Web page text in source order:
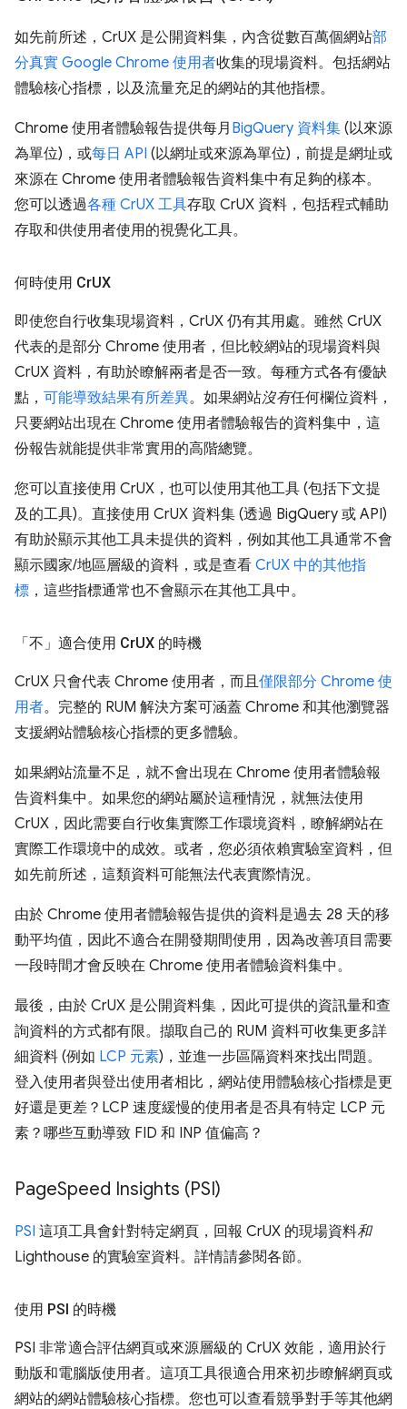
如先前所述，CrUX 是公開資料集，內含從數百萬個網站部
分真實 Google Chrome 使用者收集的現場資料。包括網站
體驗核心指標，以及流量充足的網站的其他指標。
Chrome 使用者體驗報告提供每月 BigQuery 資料集 (以來源
為單位)，或每日 API (以網址或來源為單位)，前提是網址或
來源在 Chrome 使用者體驗報告資料集中有足夠的樣本。
您可以透過各種 CrUX 工具存取 CrUX 資料，包括程式輔助
存取和供使用者使用的視覺化工具。
何時使用 CrUX
即使您自行收集現場資料，CrUX 仍有其用處。雖然 CrUX
代表的是部分 Chrome 使用者，但比較網站的現場資料與
CrUX 資料，有助於瞭解兩者是否一致。每種方式各有優缺
點， 可能導致結果有所差異。如果網站沒有任何欄位資料，
只要網站出現在 Chrome 使用者體驗報告的資料集中，這
份報告就能提供非常實用的高階總覽。
您可以直接使用 CrUX，也可以使用其他工具 (包括下文提
及的工具)。直接使用 CrUX 資料集 (透過 BigQuery 或 API)
有助於顯示其他工具未提供的資料，例如其他工具通常不會
顯示國家/地區層級的資料，或是查看 CrUX 中的其他指
標 ，這些指標通常也不會顯示在其他工具中。
「不」 適合使用 CrUX 的時機
CrUX 只會代表 Chrome 使用者，而且僅限部分 Chrome 使
用者。完整的 RUM 解決方案可涵蓋 Chrome 和其他瀏覽器
支援網站體驗核心指標的更多體驗。
如果網站流量不足，就不會出現在 Chrome 使用者體驗報
告資料集中。如果您的網站屬於這種情況，就無法使用
CrUX，因此需要自行收集實際工作環境資料，瞭解網站在
實際工作環境中的成效。或者，您必須依賴實驗室資料，但
如先前所述，這類資料可能無法代表實際情況。
由於 Chrome 使用者體驗報告提供的資料是過去 28 天的移
動平均值，因此不適合在開發期間使用，因為改善項目需要
一段時間才會反映在 Chrome 使用者體驗資料集中。
最後，由於 CrUX 是公開資料集，因此可提供的資訊量和查
詢資料的方式都有限。擷取自己的 RUM 資料可收集更多詳
細資料 (例如 LCP 元素)，並進一步區隔資料來找出問題。
登入使用者與登出使用者相比，網站使用體驗核心指標是更
好還是更差？LCP 速度緩慢的使用者是否具有特定 LCP 元
素？哪些互動導致 FID 和 INP 值偏高？
PageSpeed Insights (PSI)
PSI 這項工具會針對特定網頁，回報 CrUX 的現場資料和
Lighthouse 的實驗室資料。詳情請參閱各節。
使用 PSI 的時機
PSI 非常適合評估網頁或來源層級的 CrUX 效能，適用於行
動版和電腦版使用者。這項工具很適合用來初步瞭解網頁或
網站的網站體驗核心指標。您也可以查看競爭對手等其他網